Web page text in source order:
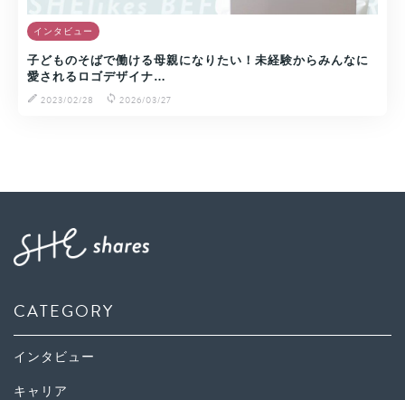
インタビュー
子どものそばで働ける母親になりたい！未経験からみんなに
愛されるロゴデザイナ…
2023/02/28
2026/03/27
CATEGORY
インタビュー
キャリア